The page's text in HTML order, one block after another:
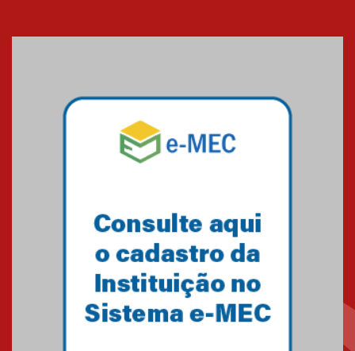
Mackenzie mobiliza campanha
solidária para apoiar famílias em
Minas Gerais
Primeiro culto do ano ressalta o
27.02.2026